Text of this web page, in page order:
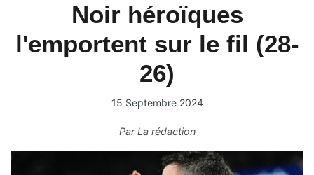
Noir héroïques
l'emportent sur le fil (28-
26)
15 Septembre 2024
ParLa rédaction